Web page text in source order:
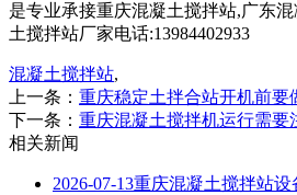
是专业承接重庆混凝土搅拌站,广东
土搅拌站厂家电话:13984402933
混凝土搅拌站,
上一条： 重庆稳定土拌合站开机前要
下一条： 重庆混凝土搅拌机运行需要
相关新闻
2026-07-13重庆混凝土搅拌站